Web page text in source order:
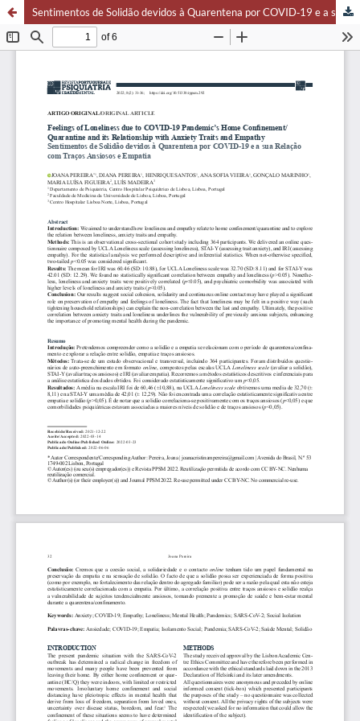
Sentimentos de Solidão devidos à Quarentena por COVID‑19 e a sua Relação com Traços Ansiosos e Empatia